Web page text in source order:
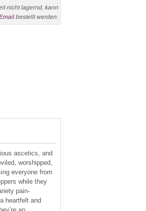
nicht lagernd, kann
bestellt werden.
ascetics, and
worshipped,
everyone from
while they
pain-
heartfelt and